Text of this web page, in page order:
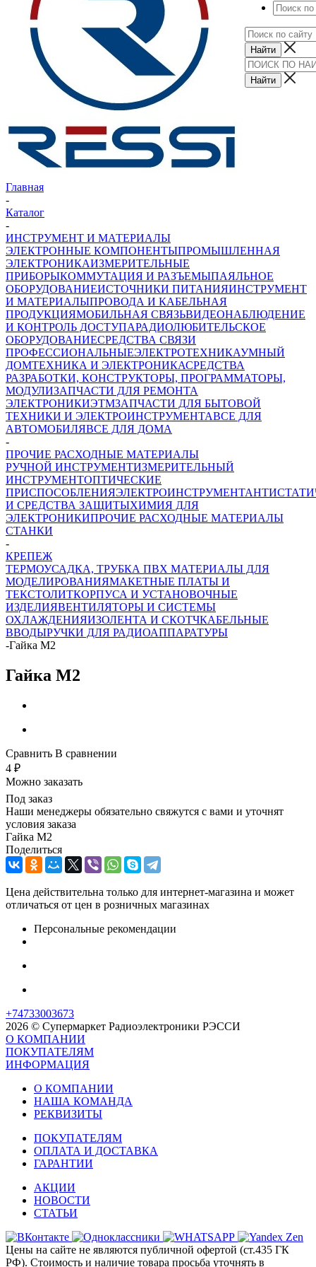
Главная
-
Каталог
-
ИНСТРУМЕНТ И МАТЕРИАЛЫ
ЭЛЕКТРОННЫЕ КОМПОНЕНТЫПРОМЫШЛЕННАЯ
ЭЛЕКТРОНИКАИЗМЕРИТЕЛЬНЫЕ
ПРИБОРЫКОММУТАЦИЯ И РАЗЪЕМЫПАЯЛЬНОЕ
ОБОРУДОВАНИЕИСТОЧНИКИ ПИТАНИЯИНСТРУМЕНТ
И МАТЕРИАЛЫПРОВОДА И КАБЕЛЬНАЯ
ПРОДУКЦИЯМОБИЛЬНАЯ СВЯЗЬВИДЕОНАБЛЮДЕНИЕ
И КОНТРОЛЬ ДОСТУПАРАДИОЛЮБИТЕЛЬСКОЕ
ОБОРУДОВАНИЕСРЕДСТВА СВЯЗИ
ПРОФЕССИОНАЛЬНЫЕЭЛЕКТРОТЕХНИКАУМНЫЙ
ДОМТЕХНИКА И ЭЛЕКТРОНИКАСРЕДСТВА
РАЗРАБОТКИ, КОНСТРУКТОРЫ, ПРОГРАММАТОРЫ,
МОДУЛИЗАПЧАСТИ ДЛЯ РЕМОНТА
ЭЛЕКТРОНИКИЭТМЗАПЧАСТИ ДЛЯ БЫТОВОЙ
ТЕХНИКИ И ЭЛЕКТРОИНСТРУМЕНТАВСЕ ДЛЯ
АВТОМОБИЛЯВСЕ ДЛЯ ДОМА
-
ПРОЧИЕ РАСХОДНЫЕ МАТЕРИАЛЫ
РУЧНОЙ ИНСТРУМЕНТИЗМЕРИТЕЛЬНЫЙ
ИНСТРУМЕНТОПТИЧЕСКИЕ
ПРИСПОСОБЛЕНИЯЭЛЕКТРОИНСТРУМЕНТ
И СРЕДСТВА ЗАЩИТЫХИМИЯ ДЛЯ
ЭЛЕКТРОНИКИПРОЧИЕ РАСХОДНЫЕ МАТЕРИАЛЫ
СТАНКИ
-
КРЕПЕЖ
ТЕРМОУСАДКА, ТРУБКА ПВХ МАТЕРИАЛЫ ДЛЯ
МОДЕЛИРОВАНИЯМАКЕТНЫЕ ПЛАТЫ И
ТЕКСТОЛИТКОРПУСА И УСТАНОВОЧНЫЕ
ИЗДЕЛИЯВЕНТИЛЯТОРЫ И СИСТЕМЫ
ОХЛАЖДЕНИЯИЗОЛЕНТА И СКОТЧКАБЕЛЬНЫЕ
ВВОДЫРУЧКИ ДЛЯ РАДИОАППАРАТУРЫ
-Гайка М2
Гайка М2
Сравнить В сравнении
4 ₽
Можно заказать
Под заказ
Наши менеджеры обязательно свяжутся с вами и уточнят
условия заказа
Гайка М2
Поделиться
Цена действительна только для интернет-магазина и может
отличаться от цен в розничных магазинах
Персональные рекомендации
+74733003673
2026 © Супермаркет Радиоэлектроники РЭССИ
О КОМПАНИИ
ПОКУПАТЕЛЯМ
ИНФОРМАЦИЯ
О КОМПАНИИ
НАША КОМАНДА
РЕКВИЗИТЫ
ПОКУПАТЕЛЯМ
ОПЛАТА И ДОСТАВКА
ГАРАНТИИ
АКЦИИ
НОВОСТИ
СТАТЬИ
Цены на сайте не являются публичной офертой (ст.435 ГК
РФ). Стоимость и наличие товара просьба уточнять в